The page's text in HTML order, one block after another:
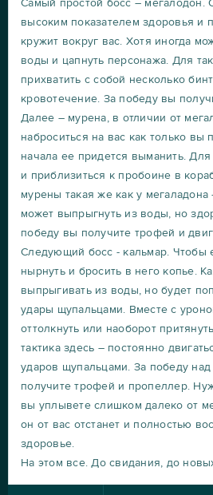
Самый простой босс – мегалодон.
высоким показателем здоровья и
кружит вокруг вас. Хотя иногда
воды и цапнуть персонажа. Для
прихватить с собой несколько
кровотечение. За победу вы
Далее – мурена, в отличии от
наброситься на вас как только вы
начала ее придется выманить.
и приблизиться к пробоине в
мурены такая же как у мегаладона
может выпрыгнуть из воды, но
победу вы получите трофей и
Следующий босс - кальмар. Чтобы
нырнуть и бросить в него копье.
выпрыгивать из воды, но будет
удары щупальцами. Вместе с
оттолкнуть или наоборот
тактика здесь – постоянно
ударов щупальцами. За победу
получите трофей и пропеллер.
вы уплывете слишком далеко от
он от вас отстанет и полностью
здоровье.
На этом все. До свидания, до